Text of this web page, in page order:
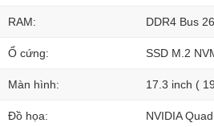
RAM: DDR4 Bus
Ổ cứng: SSD M.2
Màn hình: 17.3 inch (
Đồ họa: NVIDIA